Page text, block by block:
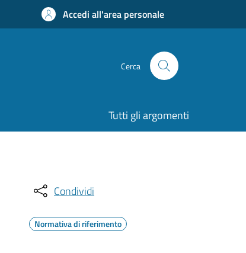
Accedi all'area personale
Cerca
Tutti gli argomenti
Condividi
Normativa di riferimento